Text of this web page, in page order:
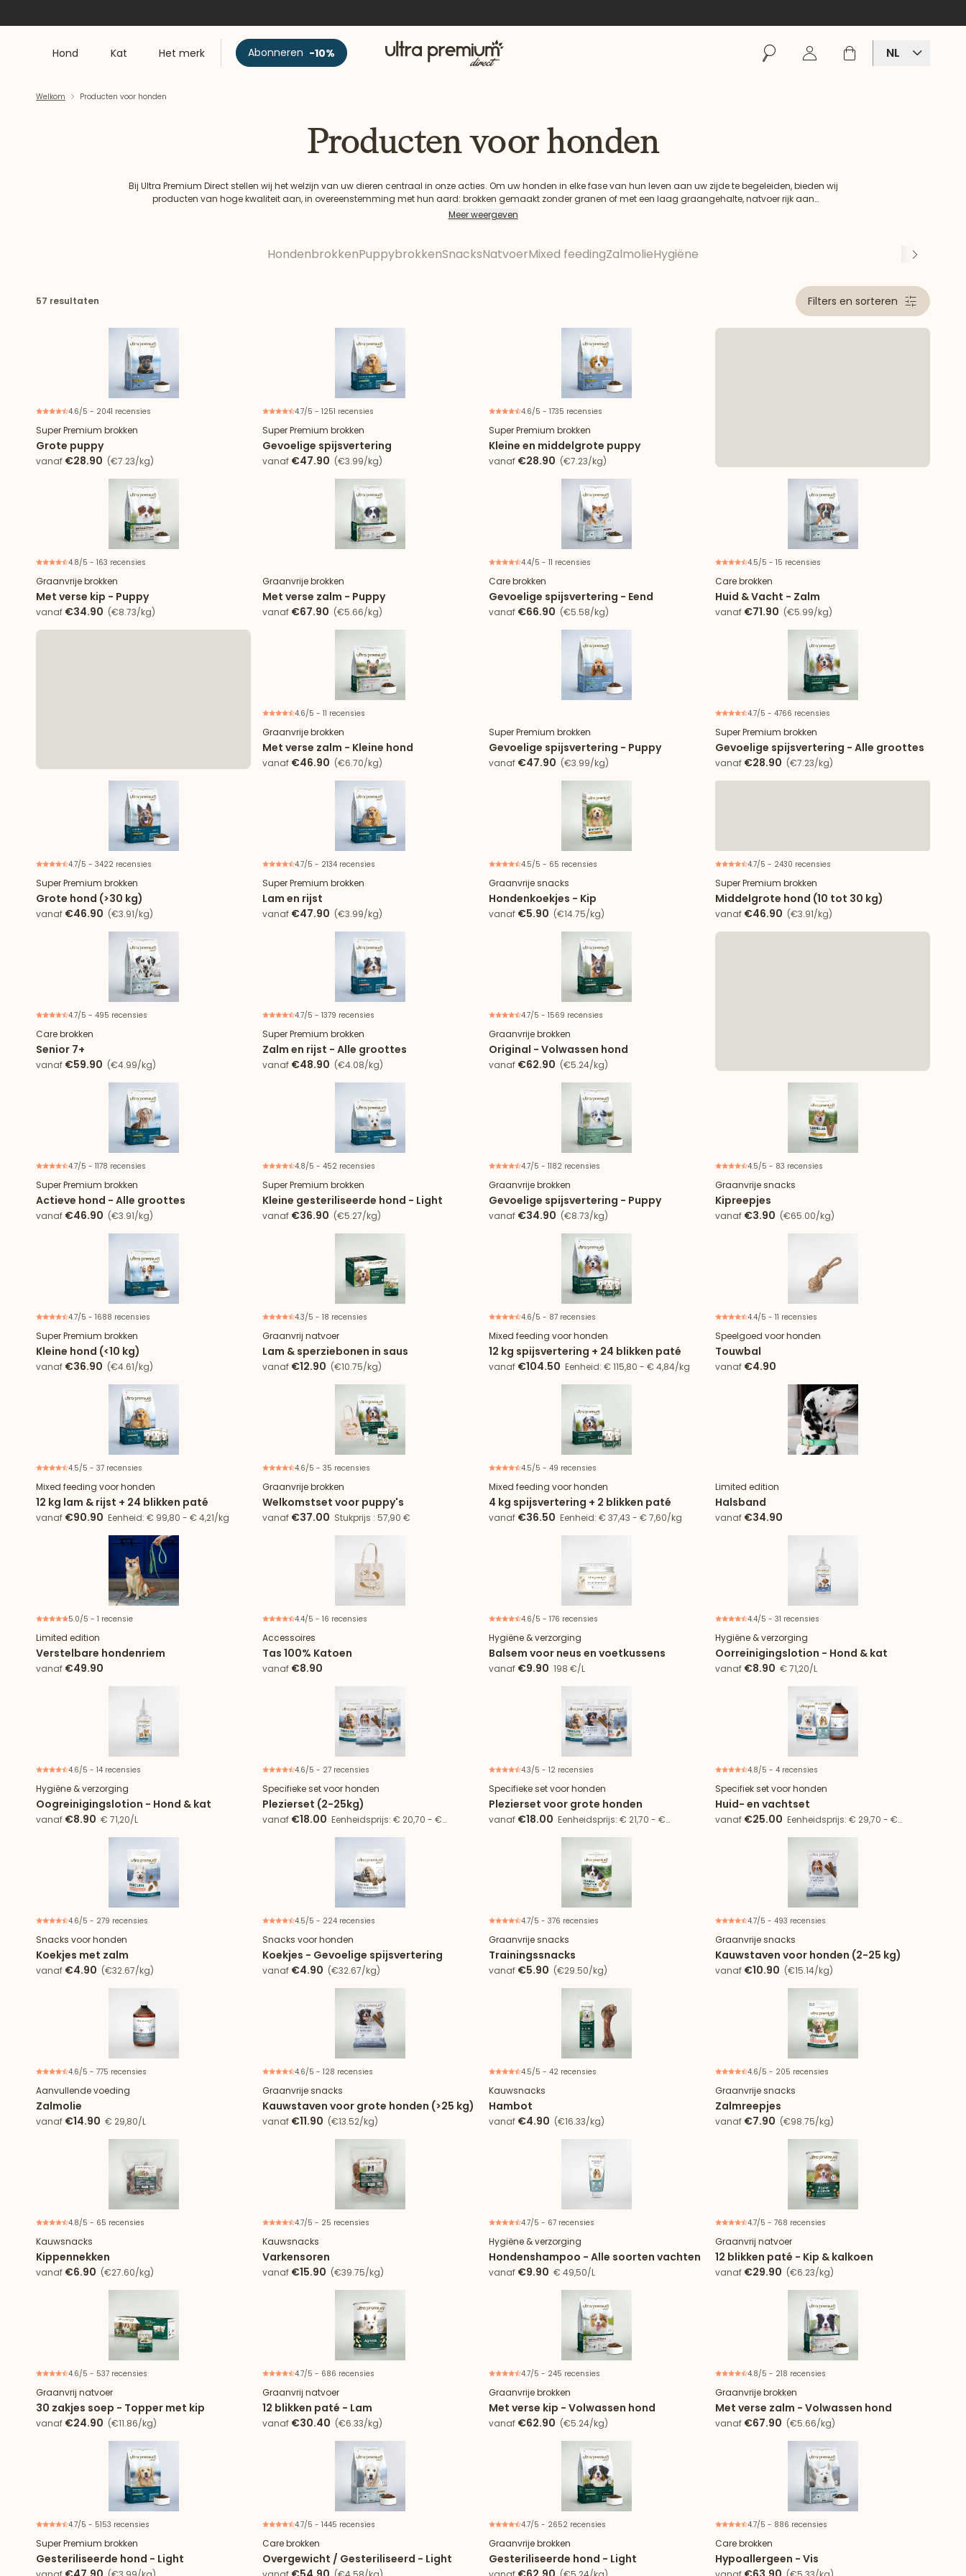
Hond Kat Het merk Abonneren -10% Welkom Zoeken Inloggen Winkelmand
NL
Welkom Producten voor honden
Producten voor honden
Bij Ultra Premium Direct stellen wij het welzijn van uw dieren centraal in onze acties. Om uw honden in elke fase van hun leven aan uw zijde te begeleiden, bieden wij
producten van hoge kwaliteit aan, in overeenstemming met hun aard: brokken gemaakt zonder granen of met een laag graangehalte, natvoer rijk aan
ingrediënten van dierlijke oorsprong, snacks gericht op hun welzijn. Aanvullende voedingsmiddelen aangepast aan hun specifieke behoeften en
Meer weergeven
HondenbrokkenPuppybrokkenSnacksNatvoerMixed feedingZalmolieHygiëne
57 resultaten Filters en sorteren
4.6/5 - 2041 recensies
Super Premium brokken
Grote puppy
vanaf €28.90 (€7.23/kg)
4.7/5 - 1251 recensies
Super Premium brokken
Gevoelige spijsvertering
vanaf €47.90 (€3.99/kg)
4.6/5 - 1735 recensies
Super Premium brokken
Kleine en middelgrote puppy
vanaf €28.90 (€7.23/kg)
4.8/5 - 163 recensies
Graanvrije brokken
Met verse kip - Puppy
vanaf €34.90 (€8.73/kg)
Graanvrije brokken
Met verse zalm - Puppy
vanaf €67.90 (€5.66/kg)
4.4/5 - 11 recensies
Care brokken
Gevoelige spijsvertering - Eend
vanaf €66.90 (€5.58/kg)
4.5/5 - 15 recensies
Care brokken
Huid & Vacht - Zalm
vanaf €71.90 (€5.99/kg)
4.6/5 - 11 recensies
Graanvrije brokken
Met verse zalm - Kleine hond
vanaf €46.90 (€6.70/kg)
Super Premium brokken
Gevoelige spijsvertering - Puppy
vanaf €47.90 (€3.99/kg)
4.7/5 - 4766 recensies
Super Premium brokken
Gevoelige spijsvertering - Alle groottes
vanaf €28.90 (€7.23/kg)
4.7/5 - 3422 recensies
Super Premium brokken
Grote hond (>30 kg)
vanaf €46.90 (€3.91/kg)
4.7/5 - 2134 recensies
Super Premium brokken
Lam en rijst
vanaf €47.90 (€3.99/kg)
4.5/5 - 65 recensies
Graanvrije snacks
Hondenkoekjes - Kip
vanaf €5.90 (€14.75/kg)
4.7/5 - 2430 recensies
Super Premium brokken
Middelgrote hond (10 tot 30 kg)
vanaf €46.90 (€3.91/kg)
4.7/5 - 495 recensies
Care brokken
Senior 7+
vanaf €59.90 (€4.99/kg)
4.7/5 - 1379 recensies
Super Premium brokken
Zalm en rijst - Alle groottes
vanaf €48.90 (€4.08/kg)
4.7/5 - 1569 recensies
Graanvrije brokken
Original - Volwassen hond
vanaf €62.90 (€5.24/kg)
4.7/5 - 1178 recensies
Super Premium brokken
Actieve hond - Alle groottes
vanaf €46.90 (€3.91/kg)
4.8/5 - 452 recensies
Super Premium brokken
Kleine gesteriliseerde hond - Light
vanaf €36.90 (€5.27/kg)
4.7/5 - 1182 recensies
Graanvrije brokken
Gevoelige spijsvertering - Puppy
vanaf €34.90 (€8.73/kg)
4.5/5 - 83 recensies
Graanvrije snacks
Kipreepjes
vanaf €3.90 (€65.00/kg)
4.7/5 - 1688 recensies
Super Premium brokken
Kleine hond (<10 kg)
vanaf €36.90 (€4.61/kg)
4.3/5 - 18 recensies
Graanvrij natvoer
Lam & sperziebonen in saus
vanaf €12.90 (€10.75/kg)
Speciale aanbieding
4.6/5 - 87 recensies
Mixed feeding voor honden
12 kg spijsvertering + 24 blikken paté
vanaf €104.50 Eenheid: € 115,80 - € 4,84/kg
4.4/5 - 11 recensies
Speelgoed voor honden
Touwbal
vanaf €4.90
Speciale aanbieding
4.5/5 - 37 recensies
Mixed feeding voor honden
12 kg lam & rijst + 24 blikken paté
vanaf €90.90 Eenheid: € 99,80 - € 4,21/kg
4.6/5 - 35 recensies
Graanvrije brokken
Welkomstset voor puppy's
vanaf €37.00 Stukprijs : 57,90 €
4.5/5 - 49 recensies
Mixed feeding voor honden
4 kg spijsvertering + 2 blikken paté
vanaf €36.50 Eenheid: € 37,43 - € 7,60/kg
Limited edition
Halsband
vanaf €34.90
5.0/5 - 1 recensie
Limited edition
Verstelbare hondenriem
vanaf €49.90
4.4/5 - 16 recensies
Accessoires
Tas 100% Katoen
vanaf €8.90
4.6/5 - 176 recensies
Hygiëne & verzorging
Balsem voor neus en voetkussens
vanaf €9.90 198 €/L
4.4/5 - 31 recensies
Hygiëne & verzorging
Oorreinigingslotion - Hond & kat
vanaf €8.90 € 71,20/L
4.6/5 - 14 recensies
Hygiëne & verzorging
Oogreinigingslotion - Hond & kat
vanaf €8.90 € 71,20/L
13% besparing
4.6/5 - 27 recensies
Specifieke set voor honden
Plezierset (2-25kg)
vanaf €18.00 Eenheidsprijs: € 20,70 - €
17% besparing
4.3/5 - 12 recensies
Specifieke set voor honden
Plezierset voor grote honden
vanaf €18.00 Eenheidsprijs: € 21,70 - €
4.8/5 - 4 recensies
Specifiek set voor honden
Huid- en vachtset
vanaf €25.00 Eenheidsprijs: € 29,70 - €
4.6/5 - 279 recensies
Snacks voor honden
Koekjes met zalm
vanaf €4.90 (€32.67/kg)
4.5/5 - 224 recensies
Snacks voor honden
Koekjes - Gevoelige spijsvertering
vanaf €4.90 (€32.67/kg)
4.7/5 - 376 recensies
Graanvrije snacks
Trainingssnacks
vanaf €5.90 (€29.50/kg)
Verpakking van 4 zakjes
4.7/5 - 493 recensies
Graanvrije snacks
Kauwstaven voor honden (2-25 kg)
vanaf €10.90 (€15.14/kg)
4.6/5 - 775 recensies
Aanvullende voeding
Zalmolie
vanaf €14.90 € 29,80/L
Verpakking van 4 zakjes
4.6/5 - 128 recensies
Graanvrije snacks
Kauwstaven voor grote honden (>25 kg)
vanaf €11.90 (€13.52/kg)
4.5/5 - 42 recensies
Kauwsnacks
Hambot
vanaf €4.90 (€16.33/kg)
4.6/5 - 205 recensies
Graanvrije snacks
Zalmreepjes
vanaf €7.90 (€98.75/kg)
4.8/5 - 65 recensies
Kauwsnacks
Kippennekken
vanaf €6.90 (€27.60/kg)
4.7/5 - 25 recensies
Kauwsnacks
Varkensoren
vanaf €15.90 (€39.75/kg)
4.7/5 - 67 recensies
Hygiëne & verzorging
Hondenshampoo - Alle soorten vachten
vanaf €9.90 € 49,50/L
4.7/5 - 768 recensies
Graanvrij natvoer
12 blikken paté - Kip & kalkoen
vanaf €29.90 (€6.23/kg)
4.6/5 - 537 recensies
Graanvrij natvoer
30 zakjes soep - Topper met kip
vanaf €24.90 (€11.86/kg)
4.7/5 - 686 recensies
Graanvrij natvoer
12 blikken paté - Lam
vanaf €30.40 (€6.33/kg)
4.7/5 - 245 recensies
Graanvrije brokken
Met verse kip - Volwassen hond
vanaf €62.90 (€5.24/kg)
4.8/5 - 218 recensies
Graanvrije brokken
Met verse zalm - Volwassen hond
vanaf €67.90 (€5.66/kg)
4.7/5 - 5153 recensies
Super Premium brokken
Gesteriliseerde hond - Light
4.7/5 - 1445 recensies
Care brokken
Overgewicht / Gesteriliseerd - Light
4.7/5 - 2652 recensies
Graanvrije brokken
Gesteriliseerde hond - Light
4.7/5 - 886 recensies
Care brokken
Hypoallergeen - Vis